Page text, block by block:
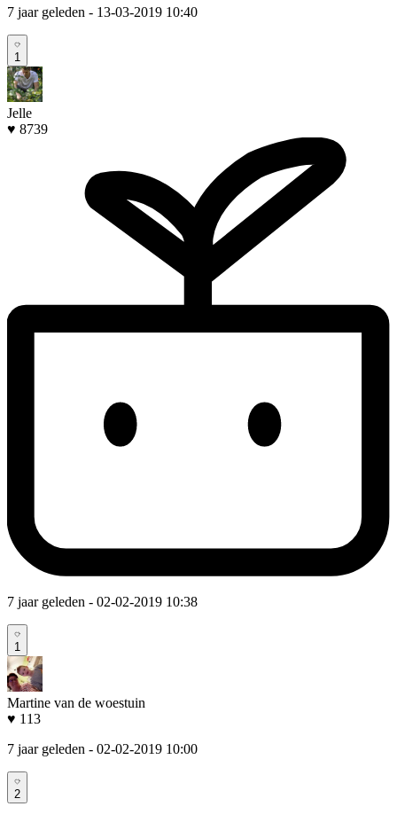
7 jaar geleden - 13-03-2019 10:40
1
Jelle
♥ 8739
7 jaar geleden - 02-02-2019 10:38
1
Martine van de woestuin
♥ 113
7 jaar geleden - 02-02-2019 10:00
2